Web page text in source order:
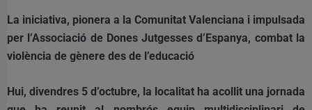
La iniciativa, pionera a la Comunitat Valenciana i impulsada
per l’Associació de Dones Jutgesses d’Espanya, combat la
violència de gènere des de l’educació
Hui, divendres 5 d’octubre, la localitat ha acollit una jornada